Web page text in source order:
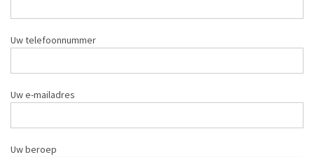
Uw telefoonnummer
Uw e-mailadres
Uw beroep